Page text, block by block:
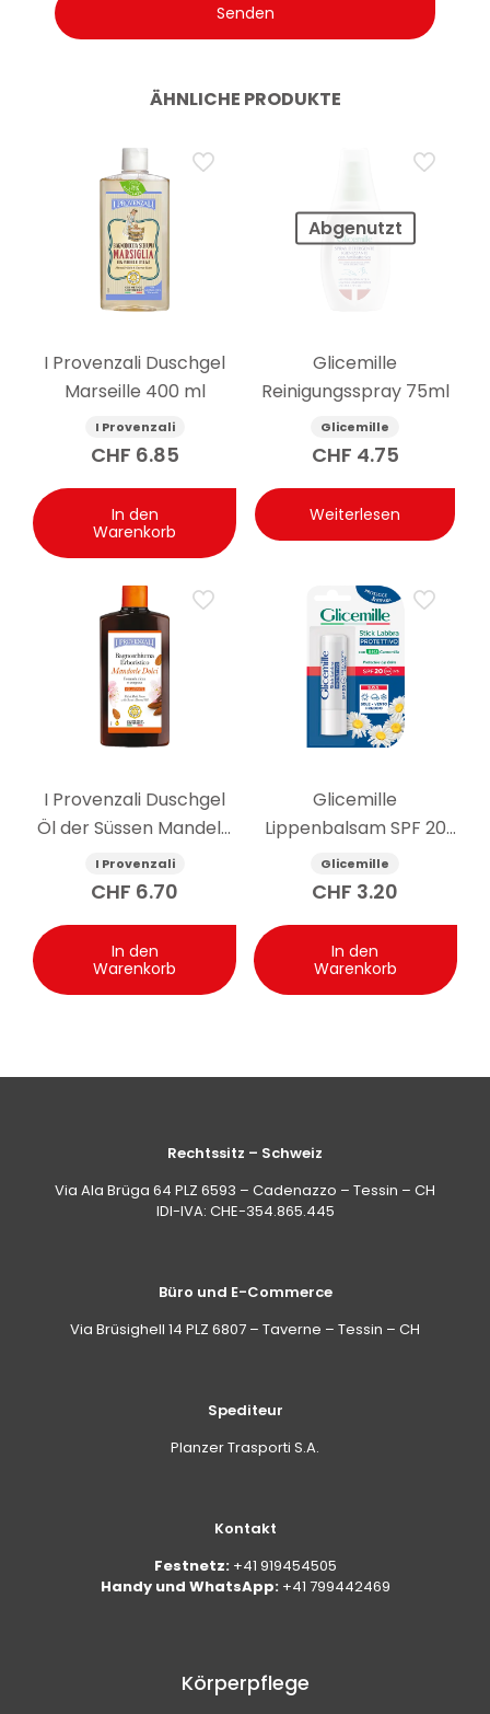
ÄHNLICHE PRODUKTE
I Provenzali Duschgel
Marseille 400 ml
I Provenzali
CHF 6.85
In den
Warenkorb
Abgenutzt
Glicemille
Reinigungsspray 75ml
Glicemille
CHF 4.75
Weiterlesen
I Provenzali Duschgel
Öl der Süssen Mandeln
400 ml
I Provenzali
CHF 6.70
In den
Warenkorb
Glicemille
Lippenbalsam SPF 20
schützend 5.5g
Glicemille
CHF 3.20
In den
Warenkorb
Rechtssitz – Schweiz
Via Ala Brüga 64 PLZ 6593 – Cadenazzo – Tessin – CH
IDI-IVA: CHE-354.865.445
Büro und E-Commerce
Via Brüsighell 14 PLZ 6807 – Taverne – Tessin – CH
Spediteur
Planzer Trasporti S.A.
Kontakt
Festnetz: +41 919454505
Handy und WhatsApp: +41 799442469
Körperpflege